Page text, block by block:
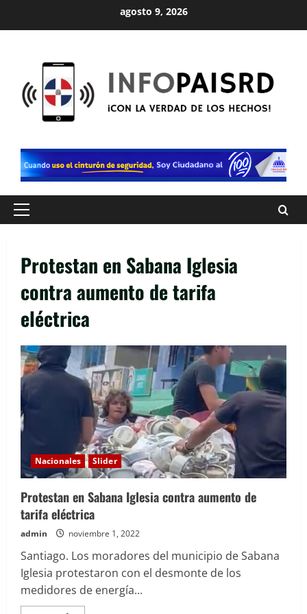
agosto 9, 2026
Menú
Protestan en Sabana Iglesia
contra aumento de tarifa
eléctrica
Nacionales Slider
Protestan en Sabana Iglesia contra aumento de
tarifa eléctrica
admin noviembre 1, 2022
Santiago. Los moradores del municipio de Sabana
Iglesia protestaron con el desmonte de los
medidores de energía...